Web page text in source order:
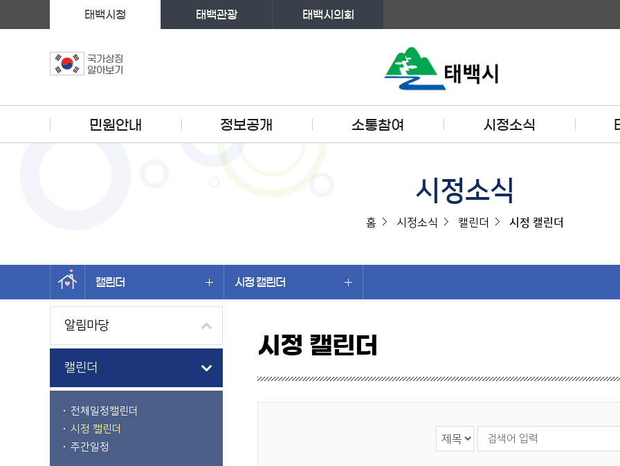
국가상징
알아보기
태백시청 태백관광 태백시의회
민원안내 정보공개 소통참여 시정소식
시정소식
홈 시정소식 캘린더 시정 캘린더
캘린더 시정 캘린더
왼쪽메뉴
알림마당
캘린더
전체일정캘린더
시정 캘린더
주간일정
시정 캘린더